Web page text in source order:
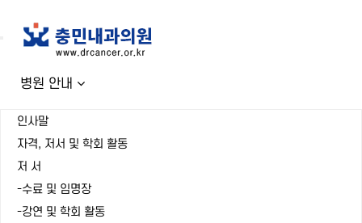
Toggle
병원 안내
인사말
자격, 저서 및 학회 활동
저 서
-수료 및 임명장
-강연 및 학회 활동